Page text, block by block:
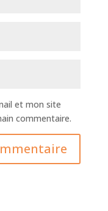
et mon site
commentaire.